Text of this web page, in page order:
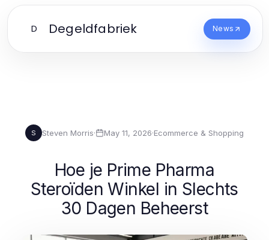
D Degeldfabriek News
S Steven Morris· May 11, 2026·Ecommerce & Shopping
Hoe je Prime Pharma
Steroïden Winkel in Slechts
30 Dagen Beheerst